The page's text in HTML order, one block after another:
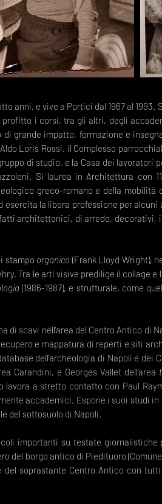
anni, e vive a Portici dal 1967 al
i corsi, tra gli altri, degli
grande impatto, formazione e
Loris Rossi, il Complesso
di studio, e la Casa dei lavoratori
Si laurea in Architettura con
greco-romano e della
la libera professione per
architettonici, di arredo, decorativi,
stampo organico (Frank Lloyd Wright),
Tra le arti visive predilige il collage
(1986-1987), e strutturale, come
scavi nell’area del Centro Antico di
e mappatura di reperti e siti
dell’archeologia di Napoli e dei
Carandini, e Georges Vallet dell’area
a stretto contatto con Paul
accademici. Espone i suoi studi
del sottosuolo di Napoli.
importanti su testate giornalistiche
del borgo antico di Piedituoro
del soprastante Centro Antico con